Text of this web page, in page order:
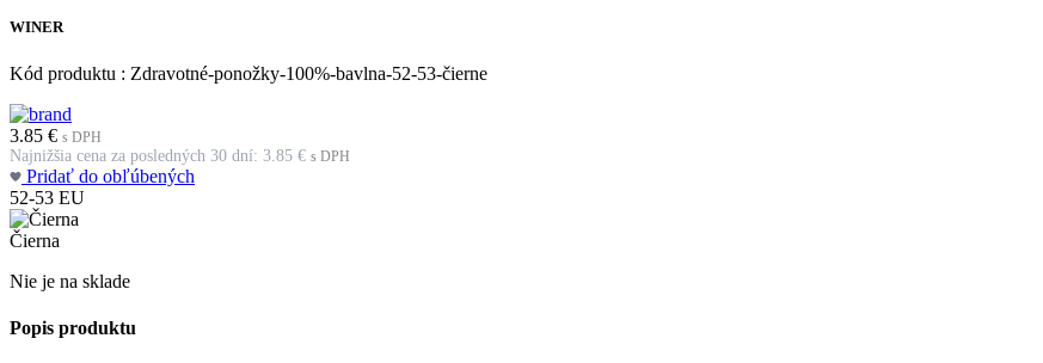
WINER
Kód produktu : Zdravotné-ponožky-100%-bavlna-52-53-čierne
3.85 € s DPH
Najnižšia cena za posledných 30 dní: 3.85 € s DPH
Pridať do obľúbených
52-53 EU
Čierna
Nie je na sklade
Popis produktu